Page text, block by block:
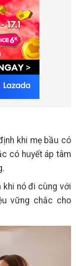
khi mẹ bầu có
có huyết áp tâm
khi nó đi cùng với
vững chắc cho